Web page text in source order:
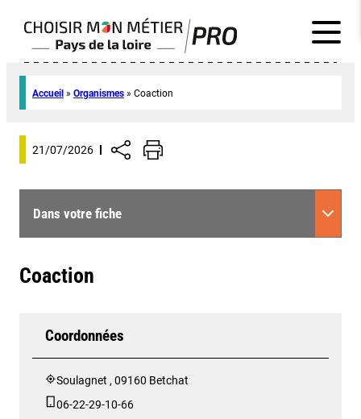
Accueil » Organismes » Coaction
21/07/2026
Dans votre fiche
Coaction
Coordonnées
Soulagnet , 09160 Betchat
06-22-29-10-66